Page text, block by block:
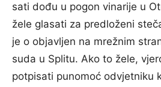
sati dođu u pogon vinarije u
žele glasati za predloženi
je o objavljen na mrežnim
suda u Splitu. Ako to žele,
potpisati punomoć odvjetniku